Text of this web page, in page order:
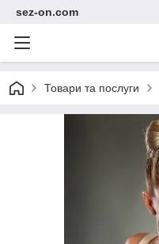
sez-on.com
Товари та послуги